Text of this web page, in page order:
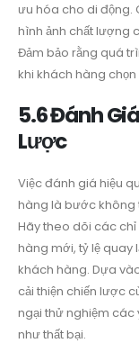
ưu hóa cho di động.
hình ảnh chất lượng
Đảm bảo rằng quá
khi khách hàng chọn
5.6 Đánh
Lược
Việc đánh giá hiệu
hàng là bước không
Hãy theo dõi các
hàng mới, tỷ lệ quay
khách hàng. Dựa
cải thiện chiến lược
ngại thử nghiệm
như thất bại.